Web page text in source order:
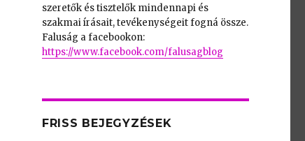
szeretők és tisztelők mindennapi és
szakmai írásait, tevékenységeit fogná össze.
Faluság a facebookon:
https://www.facebook.com/falusagblog
FRISS BEJEGYZÉSEK